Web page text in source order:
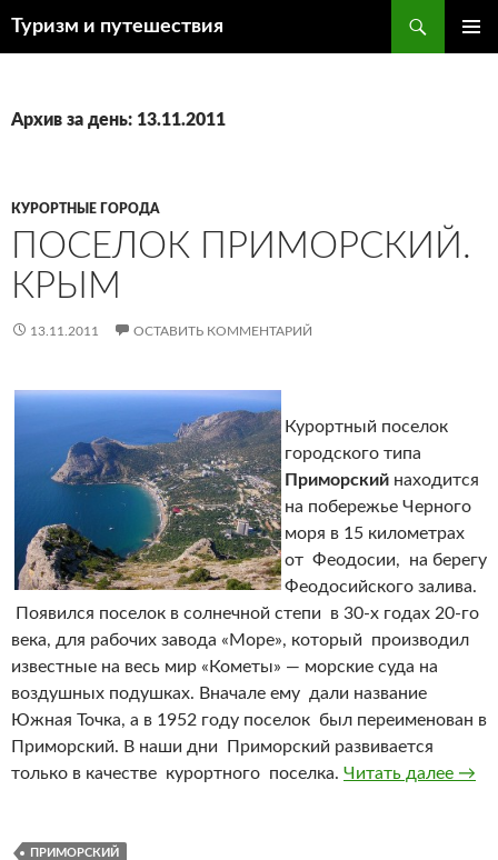
Туризм и путешествия
Архив за день: 13.11.2011
КУРОРТНЫЕ ГОРОДА
ПОСЕЛОК ПРИМОРСКИЙ.
КРЫМ
13.11.2011 ОСТАВИТЬ КОММЕНТАРИЙ
Курортный поселок
городского типа
Приморский находится
на побережье Черного
моря в 15 километрах
от Феодосии, на берегу
Феодосийского залива.
Появился поселок в солнечной степи в 30-х годах 20-го
века, для рабочих завода «Море», который производил
известные на весь мир «Кометы» — морские суда на
воздушных подушках. Вначале ему дали название
Южная Точка, а в 1952 году поселок был переименован в
Приморский. В наши дни Приморский развивается
только в качестве курортного поселка. Читать далее →
ПРИМОРСКИЙ